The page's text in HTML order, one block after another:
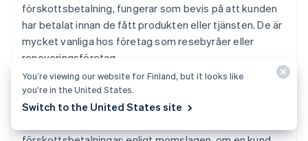
förskottsbetalning, fungerar som bevis på att kunden
har betalat innan de fått produkten eller tjänsten. De är
mycket vanliga hos företag som resebyråer eller
renoveringsföretag.
Det är obligatoriskt att utfärda en förskottsfaktura när
betalning i förskott görs, på grund av de specifika
You’re viewing our website for Finland, but it looks like
you’re in the United States.
Switch to the United States site